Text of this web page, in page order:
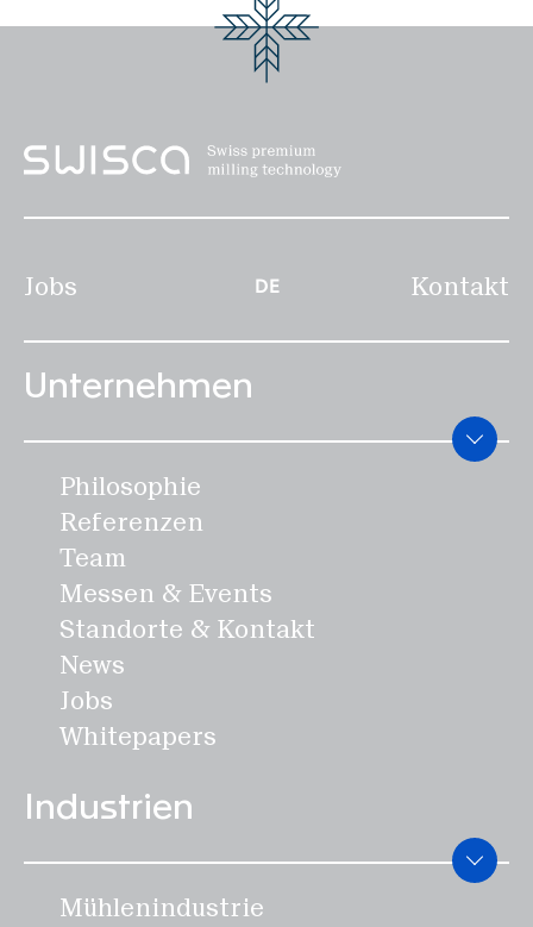
Jobs DE Kontakt
Unternehmen
Philosophie
Referenzen
Team
Messen & Events
Standorte & Kontakt
News
Jobs
Whitepapers
Industrien
Mühlenindustrie